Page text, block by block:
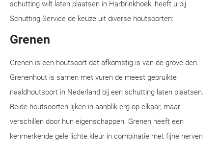
schutting wilt laten plaatsen in Harbrinkhoek, heeft u bij
Schutting Service de keuze uit diverse houtsoorten:
Grenen
Grenen is een houtsoort dat afkomstig is van de grove den.
Grenenhout is samen met vuren de meest gebruikte
naaldhoutsoort in Nederland bij een schutting laten plaatsen.
Beide houtsoorten lijken in aanblik erg op elkaar, maar
verschillen door hun eigenschappen. Grenen heeft een
kenmerkende gele lichte kleur in combinatie met fijne nerven